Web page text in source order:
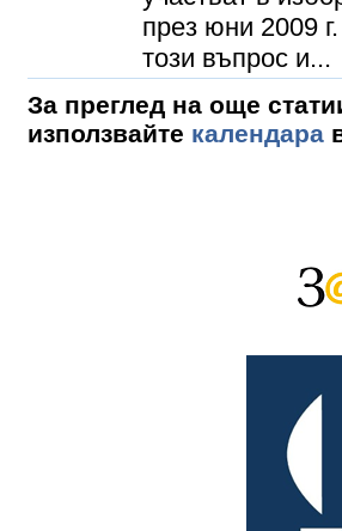
през юни 2009
този въпрос и...
За преглед на още
използвайте календара